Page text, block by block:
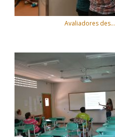
Avaliadores des...